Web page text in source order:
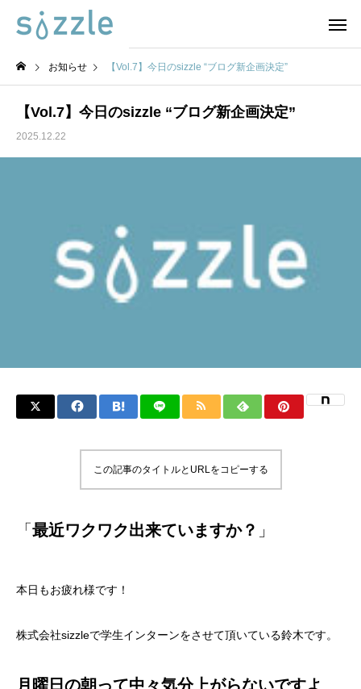
お知らせ 【Vol.7】今日のsizzle “ブログ新企画決定”
【Vol.7】今日のsizzle “ブログ新企画決定”
2025.12.22
この記事のタイトルとURLをコピーする
「 最近ワクワク出来ていますか？ 」
本日もお疲れ様です！
株式会社sizzleで学生インターンをさせて頂いている鈴木です。
月曜日の朝って中々気分上がらないですよ